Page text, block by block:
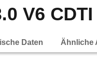
V6
Daten Ähnliche